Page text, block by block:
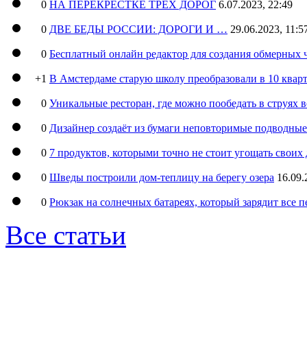
0 НА ПЕРЕКРЕСТКЕ ТРЕХ ДОРОГ 6.07.2023, 22:49
0 ДВЕ БЕДЫ РОССИИ: ДОРОГИ И … 29.06.2023,
0 Бесплатный онлайн редактор для создания обмерных
+1 В Амстердаме старую школу преобразовали в 10
0 Уникальные ресторан, где можно пообедать в струях
0 Дизайнер создаёт из бумаги неповторимые
0 7 продуктов, которыми точно не стоит угощать
0 Шведы построили дом-теплицу на берегу озера
0 Рюкзак на солнечных батареях, который зарядит все
Все статьи